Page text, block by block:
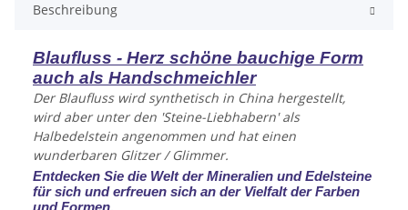
Beschreibung
Blaufluss - Herz schöne bauchige Form
auch als Handschmeichler
Der Blaufluss wird synthetisch in China hergestellt,
wird aber unter den 'Steine-Liebhabern' als
Halbedelstein angenommen und hat einen
wunderbaren Glitzer / Glimmer.
Entdecken Sie die Welt der Mineralien und Edelsteine
für sich und erfreuen sich an der Vielfalt der Farben